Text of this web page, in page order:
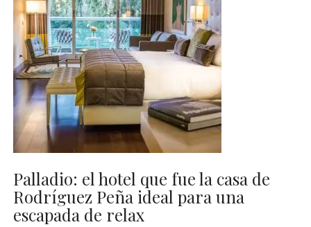
Palladio: el hotel que fue la casa de
Rodríguez Peña ideal para una
escapada de relax